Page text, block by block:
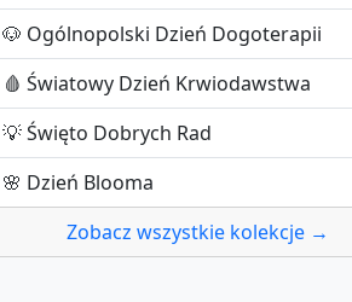
🐶 Ogólnopolski Dzień Dogoterapii
🩸 Światowy Dzień Krwiodawstwa
💡Święto Dobrych Rad
🌸 Dzień Blooma
Zobacz wszystkie kolekcje →